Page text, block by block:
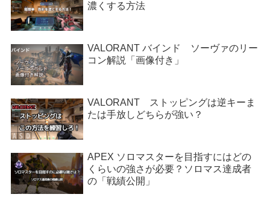
濃くする方法
VALORANT バインド ソーヴァのリー
コン解説「画像付き」
VALORANT ストッピングは逆キーま
たは手放しどちらが強い？
APEX ソロマスターを目指すにはどの
くらいの強さが必要？ソロマス達成者
の「戦績公開」